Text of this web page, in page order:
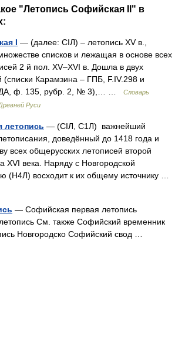
"Летопись Софийская II" в
I — (далее: СIЛ) – летопись XV в.,
списков и лежащая в основе всех
2 й пол. XV–XVI в. Дошла в двух
(списки Карамзина – ГПБ, F.IV.298 и
ф. 135, рубр. 2, № 3),… …
Словарь
Руси
летопись — (CIЛ, С1Л) важнейший
доведённый до 1418 года и
всех общерусских летописей второй
XVI века. Наряду с Новгородской
(Н4Л) восходит к их общему источнику …
— Софийская первая летопись
См. также Софийский временник
Новгородско Софийский свод …